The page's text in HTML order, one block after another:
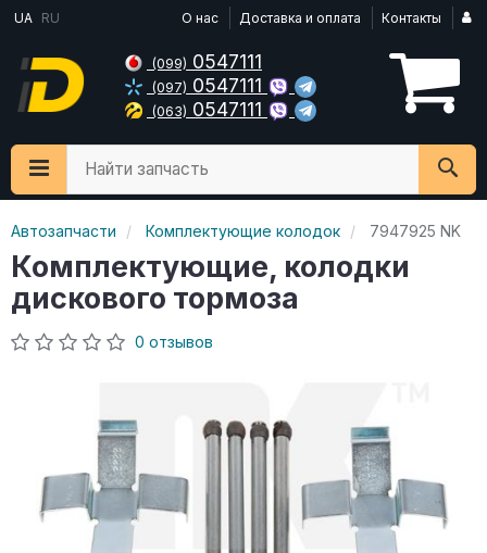
UA RU О нас Доставка и оплата Контакты
(099) 0547111
(097) 0547111
(063) 0547111
Найти запчасть
Автозапчасти Комплектующие колодок 7947925 NK
Комплектующие, колодки
дискового тормоза
0 отзывов